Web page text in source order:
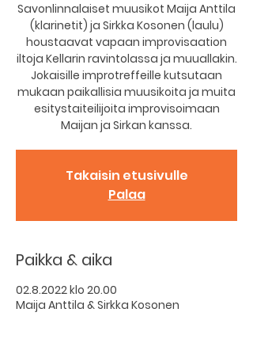
Savonlinnalaiset muusikot Maija Anttila
(klarinetit) ja Sirkka Kosonen (laulu)
houstaavat vapaan improvisaation
iltoja Kellarin ravintolassa ja muuallakin.
Jokaisille improtreffeille kutsutaan
mukaan paikallisia muusikoita ja muita
esitystaiteilijoita improvisoimaan
Maijan ja Sirkan kanssa.
Takaisin etusivulle
Palaa
Paikka & aika
02.8.2022 klo 20.00
Maija Anttila & Sirkka Kosonen